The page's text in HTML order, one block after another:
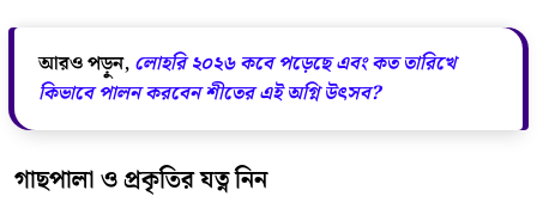
আরও পড়ুন, লোহরি ২০২৬ কবে পড়েছে এবং কত তারিখে
কিভাবে পালন করবেন শীতের এই অগ্নি উৎসব?
গাছপালা ও প্রকৃতির যত্ন নিন